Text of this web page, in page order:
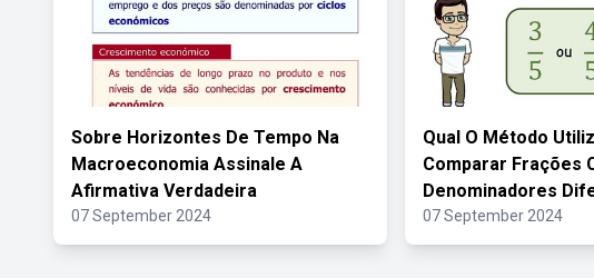
Sobre Horizontes De Tempo Na
Macroeconomia Assinale A
Afirmativa Verdadeira
07 September 2024
Qual O Método
Comparar Frações
Denominadores
07 September 2024